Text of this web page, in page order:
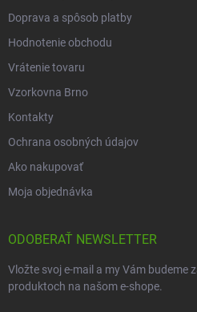
Doprava a spôsob platby
Hodnotenie obchodu
Vrátenie tovaru
Vzorkovna Brno
Kontakty
Ochrana osobných údajov
Ako nakupovať
Moja objednávka
ODOBERAŤ NEWSLETTER
Vložte svoj e-mail a my Vám budeme
produktoch na našom e-shope.